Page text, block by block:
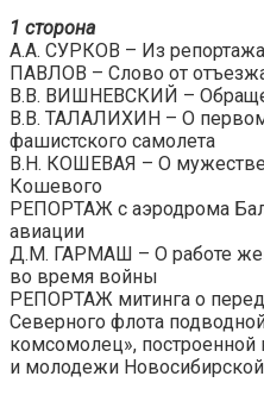
1 сторона
A.А. СУРКОВ – Из
ПАВЛОВ – Слово от
B.В. ВИШНЕВСКИЙ –
В.В. ТАЛАЛИХИН – О
фашистского самолета
В.Н. КОШЕВАЯ – О мужестве
Кошевого
РЕПОРТАЖ с аэродрома
авиации
Д.М. ГАРМАШ – О работе
во время войны
РЕПОРТАЖ митинга о
Северного флота
комсомолец»,
и молодежи Новосибирской